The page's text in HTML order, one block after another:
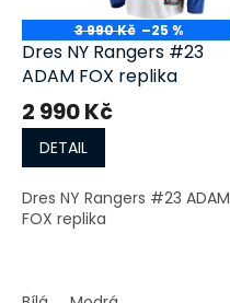
3 990 Kč –25 %
Dres NY Rangers #23
ADAM FOX replika
2 990 Kč
DETAIL
Dres NY Rangers #23 ADAM
FOX replika